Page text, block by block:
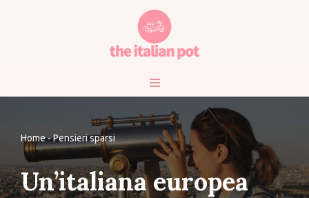
Home-Pensieri sparsi
Un’italiana europea